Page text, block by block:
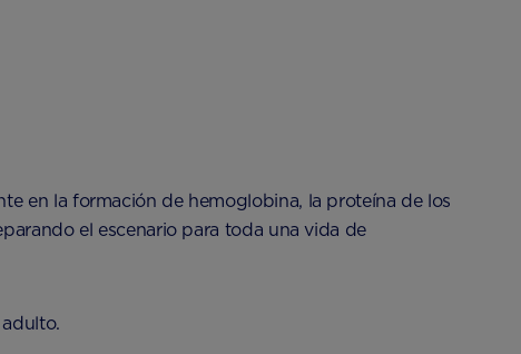
en la formación de hemoglobina, la proteína de los
el escenario para toda una vida de